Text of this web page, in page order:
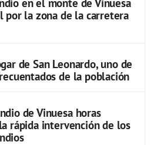
por la zona de la carretera
de San Leonardo, uno de
de la población
de Vinuesa horas
rápida intervención de los